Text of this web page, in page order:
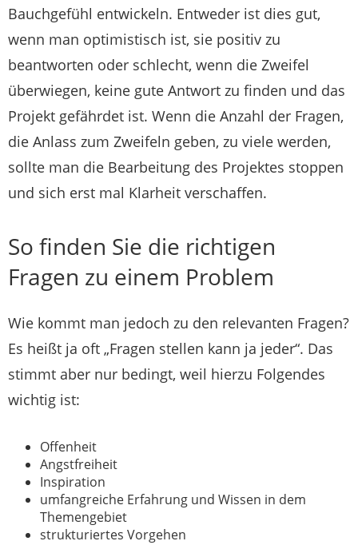
Bauchgefühl entwickeln. Entweder ist dies gut,
wenn man optimistisch ist, sie positiv zu
beantworten oder schlecht, wenn die Zweifel
überwiegen, keine gute Antwort zu finden und das
Projekt gefährdet ist. Wenn die Anzahl der Fragen,
die Anlass zum Zweifeln geben, zu viele werden,
sollte man die Bearbeitung des Projektes stoppen
und sich erst mal Klarheit verschaffen.
So finden Sie die richtigen
Fragen zu einem Problem
Wie kommt man jedoch zu den relevanten Fragen?
Es heißt ja oft „Fragen stellen kann ja jeder“. Das
stimmt aber nur bedingt, weil hierzu Folgendes
wichtig ist:
Offenheit
Angstfreiheit
Inspiration
umfangreiche Erfahrung und Wissen in dem
Themengebiet
strukturiertes Vorgehen